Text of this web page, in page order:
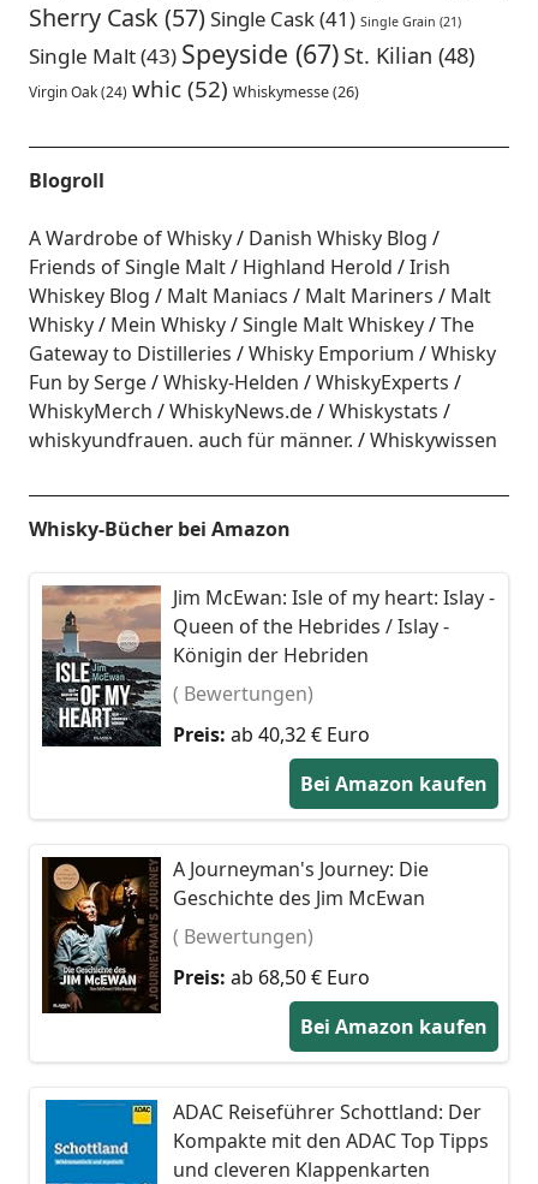
Sherry Cask (57)Single Cask(41) Single Grain (21)
Single Malt(43) Speyside (67) St. Kilian (48)
Virgin Oak(24) whic(52) Whiskymesse(26)
Blogroll
A Wardrobe of Whisky
Danish Whisky Blog
Friends of Single Malt
Highland Herold
Irish
Whiskey Blog
Malt Maniacs Malt Mariners
Malt
Whisky
Mein Whisky Single Malt Whiskey
The
Gateway to Distilleries
Whisky Emporium
Whisky
Fun by Serge
Whisky-Helden
WhiskyExperts
WhiskyMerch
WhiskyNews.de
Whiskystats
whiskyundfrauen. auch für männer.
Whiskywissen
Whisky-Bücher bei Amazon
Jim McEwan: Isle of my heart: Islay -
Queen of the Hebrides / Islay -
Königin der Hebriden
( Bewertungen)
Preis: ab 40,32 € Euro
Bei Amazon kaufen
A Journeyman's Journey: Die
Geschichte des Jim McEwan
( Bewertungen)
Preis: ab 68,50 € Euro
Bei Amazon kaufen
ADAC Reiseführer Schottland: Der
Kompakte mit den ADAC Top Tipps
und cleveren Klappenkarten